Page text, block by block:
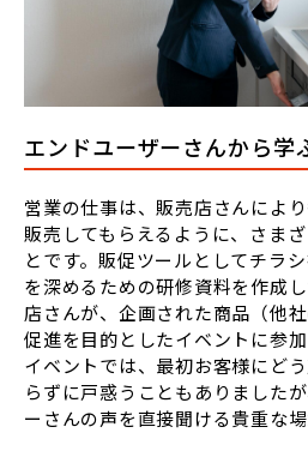
エンドユーザーさんから学
営業の仕事は、販売店さんによ
販売してもらえるように、さま
とです。販促ツールとしてチラ
を深めるための研修資料を作成
店さんが、企画された商品（他
促進を目的としたイベントに参加
イベントでは、最初お客様にど
らずに戸惑うこともありました
ーさんの声を直接聞ける貴重な場